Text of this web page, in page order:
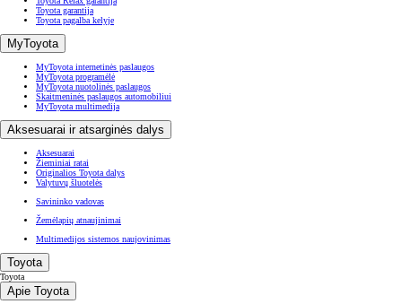
Toyota garantija
Toyota pagalba kelyje
MyToyota
MyToyota internetinės paslaugos
MyToyota programėlė
MyToyota nuotolinės paslaugos
Skaitmeninės paslaugos automobiliui
MyToyota multimedija
Aksesuarai ir atsarginės dalys
Aksesuarai
Žieminiai ratai
Originalios Toyota dalys
Valytuvų šluotelės
Savininko vadovas
Žemėlapių atnaujinimai
Multimedijos sistemos naujovinimas
Toyota
Toyota
Apie Toyota